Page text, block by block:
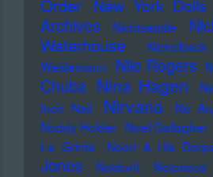
Order New York Dolls
Archives
Nichtseattle
Waterhouse
Nickelback
Weidemann Nile Rogers
Chuba Nina Hagen
Inch Nail
Nirvana No
Noddy Holder Noel Gallagher
La Grinta
Noori & His
Jones
Notdurft Notorious